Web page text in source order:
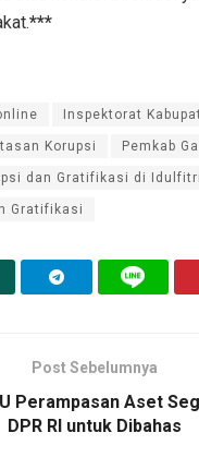
***
Inspektorat
Korupsi Pemkab
dan Gratifikasi di Idulfitri
Gratifikasi
Post Sebelumnya
Perampasan Aset
DPR RI untuk Dibahas